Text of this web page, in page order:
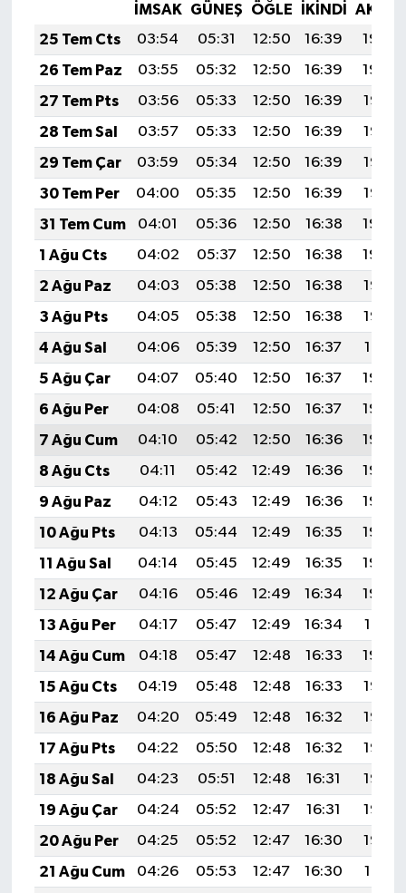
İMSAK GÜNEŞ ÖĞLE İKINDI
25 Tem Cts
03:54 05:31 12:50 16:39
19:59
26 Tem Paz
03:55 05:32 12:50 16:39
19:59
27 Tem Pts
03:56 05:33 12:50 16:39
19:58
28 Tem Sal
03:57 05:33 12:50 16:39
19:57
29 Tem Çar
03:59 05:34 12:50 16:39
19:56
30 Tem Per
04:00 05:35 12:50 16:39
19:55
31 Tem Cum
04:01 05:36 12:50 16:38
19:54
1 Ağu Cts
04:02 05:37 12:50 16:38
19:54
2 Ağu Paz
04:03 05:38 12:50 16:38
19:53
3 Ağu Pts
04:05 05:38 12:50 16:38
19:52
4 Ağu Sal
04:06 05:39 12:50 16:37
19:51
5 Ağu Çar
04:07 05:40 12:50 16:37
19:50
6 Ağu Per
04:08 05:41 12:50 16:37
19:49
7 Ağu Cum
04:10 05:42 12:50 16:36
19:48
8 Ağu Cts
04:11 05:42 12:49 16:36
19:46
9 Ağu Paz
04:12 05:43 12:49 16:36
19:45
10 Ağu Pts
04:13 05:44 12:49 16:35
19:44
11 Ağu Sal
04:14 05:45 12:49 16:35
19:43
12 Ağu Çar
04:16 05:46 12:49 16:34
19:42
13 Ağu Per
04:17 05:47 12:49 16:34
19:41
14 Ağu Cum
04:18 05:47 12:48 16:33
19:40
15 Ağu Cts
04:19 05:48 12:48 16:33
19:38
16 Ağu Paz
04:20 05:49 12:48 16:32
19:37
17 Ağu Pts
04:22 05:50 12:48 16:32
19:36
18 Ağu Sal
04:23 05:51 12:48 16:31
19:35
19 Ağu Çar
04:24 05:52 12:47 16:31
19:33
20 Ağu Per
04:25 05:52 12:47 16:30
19:32
21 Ağu Cum
04:26 05:53 12:47 16:30
19:31